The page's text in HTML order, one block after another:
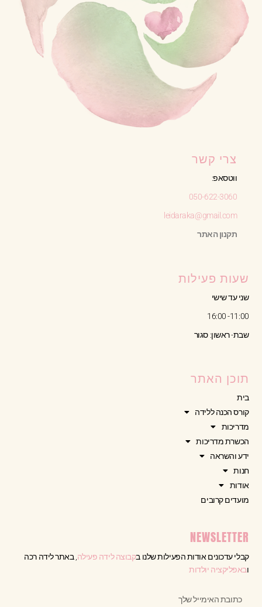
צרי קשר
ווטסאפ:
050-622-3060
leidaraka@gmail.com
תקנון האתר
שעות פעילות
שני עד שישי
11:00- 16:00
שבת- ראשון: סגור
תוכן האתר
בית
קורס הכנה ללידה
מדריכות
הכשרת מדריכות
ידע והשראה
חנות
אודות
מועדים קרובים
NEWSLETTER
קבלי עדכונים אודות הפעילות שלנו בקבוצה לידה פעילה, באתר לידה רכה
ובאפליקציה יולדות